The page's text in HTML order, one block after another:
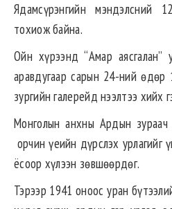
Ядамсүрэнгийн
тохиож байна.
Ойн хүрээнд “Амар аясгалан”
аравдугаар сарын 24-ний өдөр
зургийн галерейд нээлтээ хийх
Монголын анхны Ардын зураач
орчин үеийн дүрслэх урлагийг
ёсоор хүлээн зөвшөөрдөг.
Тэрээр 1941 оноос уран